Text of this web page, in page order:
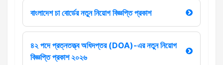
বাংলাদেশ চা বোর্ডের নতুন নিয়োগ বিজ্ঞপ্তি প্রকাশ
৪২ পদে প্রত্নতত্ত্ব অধিদপ্তর (DOA)-এর নতুন নিয়োগ
বিজ্ঞপ্তি প্রকাশ ২০২৬